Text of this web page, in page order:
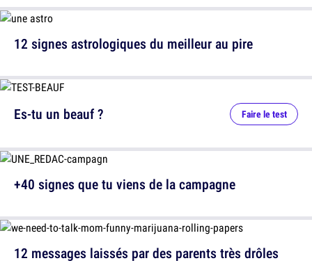
12 signes astrologiques du meilleur au pire
12 messages laissés par des parents très drôles
Es-tu un beauf ? Faire le test
+40 signes que tu viens de la campagne